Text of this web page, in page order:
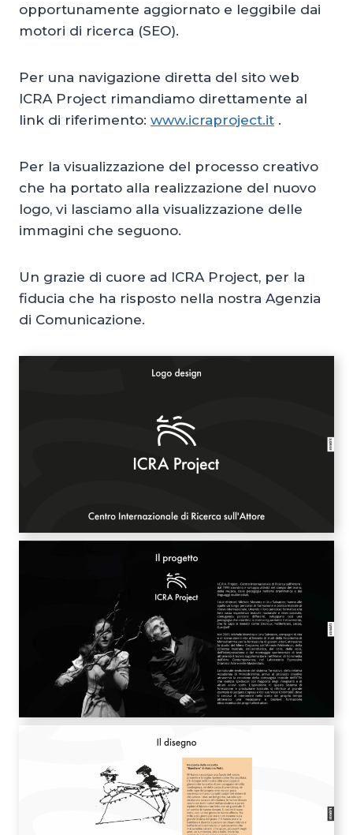
opportunamente aggiornato e leggibile dai
motori di ricerca (SEO).
Per una navigazione diretta del sito web
ICRA Project rimandiamo direttamente al
link di riferimento: www.icraproject.it .
Per la visualizzazione del processo creativo
che ha portato alla realizzazione del nuovo
logo, vi lasciamo alla visualizzazione delle
immagini che seguono.
Un grazie di cuore ad ICRA Project, per la
fiducia che ha risposto nella nostra Agenzia
di Comunicazione.